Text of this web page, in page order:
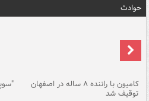
حوادث
کامیون با راننده ۸ ساله در اصفهان
توقیف شد